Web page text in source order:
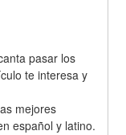
pasar los
te interesa y
mejores
español y latino.